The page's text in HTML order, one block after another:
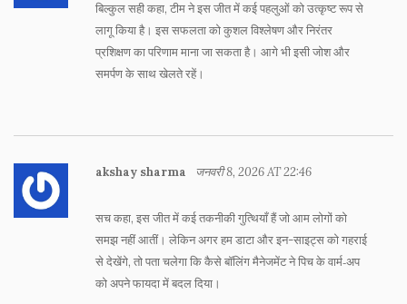
बिल्कुल सही कहा, टीम ने इस जीत में कई पहलुओं को उत्कृष्ट रूप से
लागू किया है। इस सफलता को कुशल विश्लेषण और निरंतर
प्रशिक्षण का परिणाम माना जा सकता है। आगे भी इसी जोश और
समर्पण के साथ खेलते रहें।
akshay sharma जनवरी 8, 2026 AT 22:46
सच कहा, इस जीत में कई तकनीकी गुत्थियाँ हैं जो आम लोगों को
समझ नहीं आतीं। लेकिन अगर हम डाटा और इन-साइट्स को गहराई
से देखेंगे, तो पता चलेगा कि कैसे बॉलिंग मैनेजमेंट ने पिच के वार्म‑अप
को अपने फायदा में बदल दिया।